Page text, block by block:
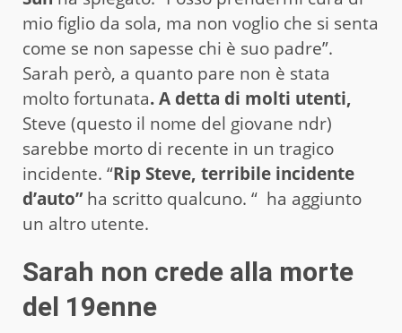
mio figlio da sola, ma non voglio che si senta
come se non sapesse chi è suo padre”.
Sarah però, a quanto pare non è stata
molto fortunata. A detta di molti utenti,
Steve (questo il nome del giovane ndr)
sarebbe morto di recente in un tragico
incidente. “Rip Steve, terribile incidente
d’auto” ha scritto qualcuno. “ ha aggiunto
un altro utente.
Sarah non crede alla morte
del 19enne